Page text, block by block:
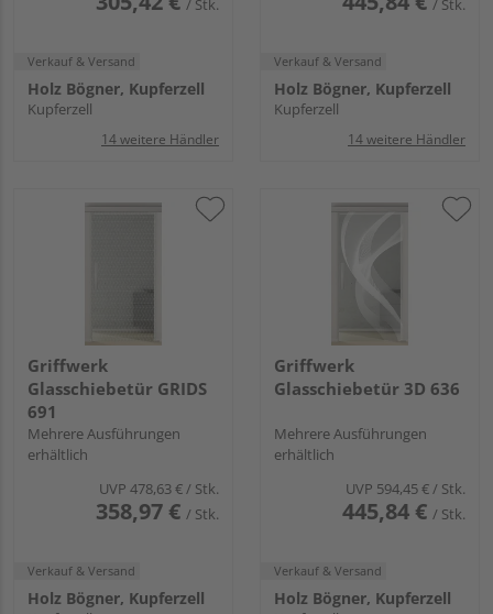
/ Stk.
Verkauf & Versand
Holz Bögner, Kupferzell
Kupferzell
14 weitere Händler
/ Stk.
Verkauf & Versand
Holz Bögner, Kupferzell
Kupferzell
14 weitere Händler
Griffwerk
Glasschiebetür GRIDS
691
Mehrere Ausführungen
erhältlich
UVP 478,63 €/ Stk.
358,97 € / Stk.
Verkauf & Versand
Holz Bögner, Kupferzell
Griffwerk
Glasschiebetür 3D 636
Mehrere Ausführungen
erhältlich
UVP 594,45 €/ Stk.
445,84 € / Stk.
Verkauf & Versand
Holz Bögner, Kupferzell